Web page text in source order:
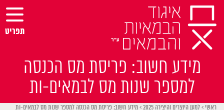
Skip
content
מידע חשוב: פריסת מס הכנסה
למספר שנות מס לבמאים-ות
תפריט
ראשי > למען היוצרים והיצירה 2025 > מידע חשוב: פריסת מס הכנסה למספר שנות מס לבמאים-ות